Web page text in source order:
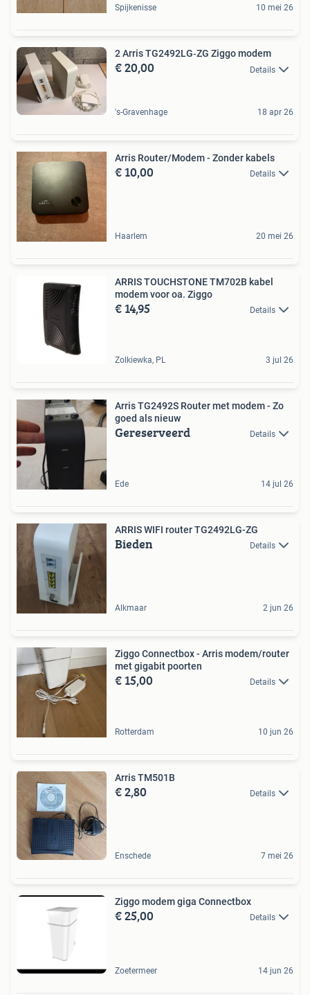
Spijkenisse 10 mei 26
2 Arris TG2492LG‑ZG Ziggo modem
€ 20,00 Details
's-Gravenhage 18 apr 26
Arris Router/Modem - Zonder kabels
€ 10,00 Details
Haarlem 20 mei 26
ARRIS TOUCHSTONE TM702B kabel
modem voor oa. Ziggo
€ 14,95 Details
Zolkiewka, PL 3 jul 26
Arris TG2492S Router met modem - Zo
goed als nieuw
Gereserveerd Details
Ede 14 jul 26
ARRIS WIFI router TG2492LG-ZG
Bieden Details
Alkmaar 2 jun 26
Ziggo Connectbox - Arris modem/router
met gigabit poorten
€ 15,00 Details
Rotterdam 10 jun 26
Arris TM501B
€ 2,80 Details
Enschede 7 mei 26
Ziggo modem giga Connectbox
€ 25,00 Details
Zoetermeer 14 jun 26